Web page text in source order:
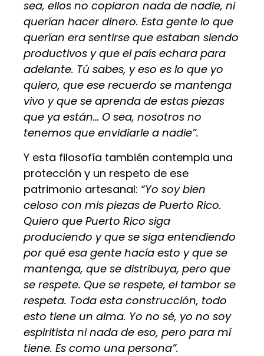
sea, ellos no copiaron nada de nadie, ni
querían hacer dinero. Esta gente lo que
querían era sentirse que estaban siendo
productivos y que el país echara para
adelante. Tú sabes, y eso es lo que yo
quiero, que ese recuerdo se mantenga
vivo y que se aprenda de estas piezas
que ya están… O sea, nosotros no
tenemos que envidiarle a nadie”.
Y esta filosofía también contempla una
protección y un respeto de ese
patrimonio artesanal: “Yo soy bien
celoso con mis piezas de Puerto Rico.
Quiero que Puerto Rico siga
produciendo y que se siga entendiendo
por qué esa gente hacía esto y que se
mantenga, que se distribuya, pero que
se respete. Que se respete, el tambor se
respeta. Toda esta construcción, todo
esto tiene un alma. Yo no sé, yo no soy
espiritista ni nada de eso, pero para mí
tiene. Es como una persona”.